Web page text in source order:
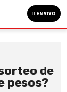
EN VIVO
de
pesos?